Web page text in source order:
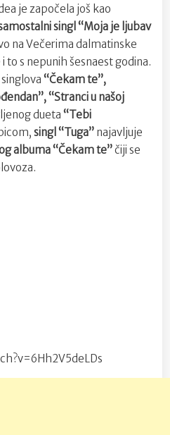
je započela još kao
singl “Moja je ljubav
na Večerima dalmatinske
to s nepunih šesnaest godina.
“Čekam te”,
“Stranci u našoj
dueta “Tebi
singl “Tuga” najavljuje
albuma “Čekam te”čiji se